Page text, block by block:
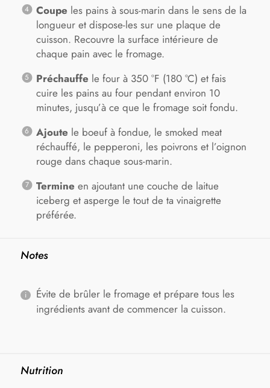
Coupe les pains à sous-marin dans le sens de la
longueur et dispose-les sur une plaque de
cuisson. Recouvre la surface intérieure de
chaque pain avec le fromage.
Préchauffe le four à 350 °F (180 °C) et fais
cuire les pains au four pendant environ 10
minutes, jusqu’à ce que le fromage soit fondu.
Ajoute le boeuf à fondue, le smoked meat
réchauffé, le pepperoni, les poivrons et l’oignon
rouge dans chaque sous-marin.
Termine en ajoutant une couche de laitue
iceberg et asperge le tout de ta vinaigrette
préférée.
Notes
Évite de brûler le fromage et prépare tous les
ingrédients avant de commencer la cuisson.
Nutrition